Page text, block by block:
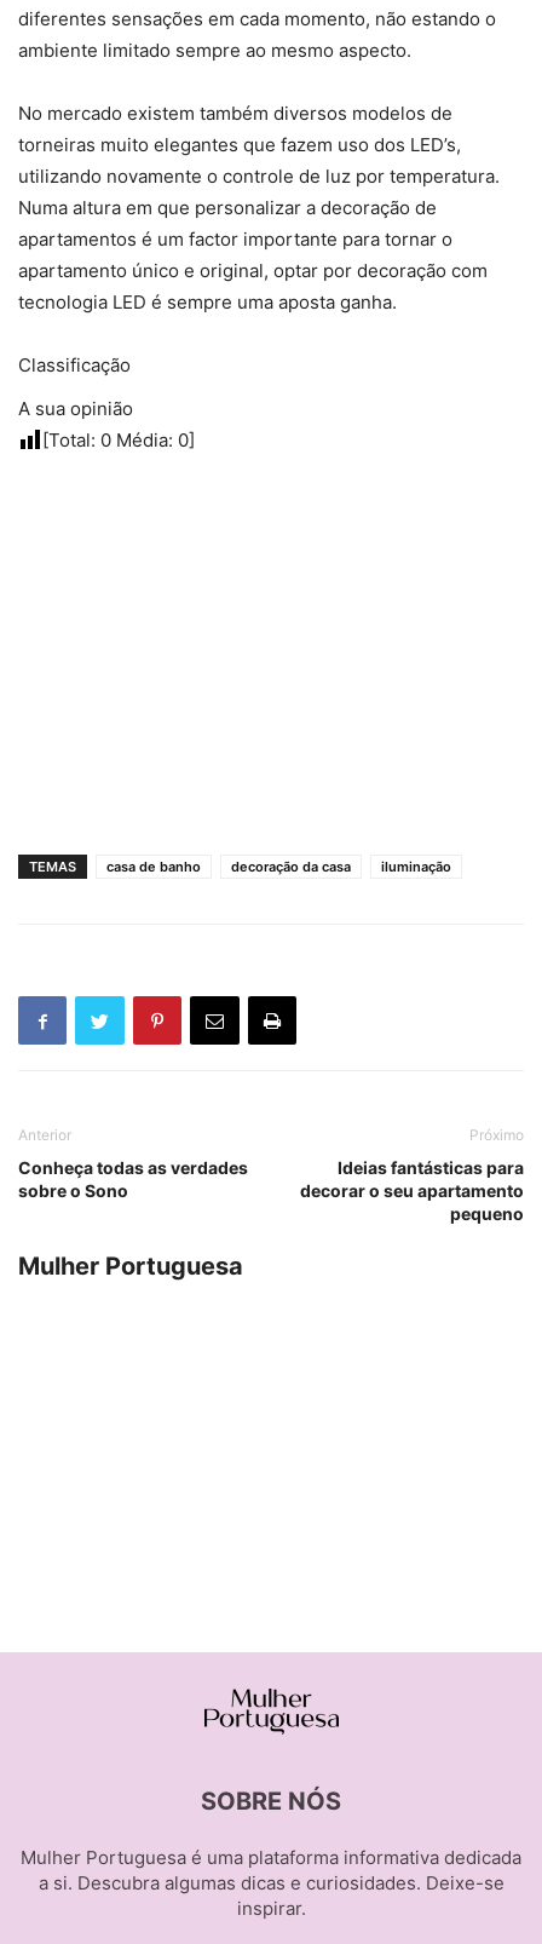
diferentes sensações em cada momento, não estando o
ambiente limitado sempre ao mesmo aspecto.
No mercado existem também diversos modelos de
torneiras muito elegantes que fazem uso dos LED’s,
utilizando novamente o controle de luz por temperatura.
Numa altura em que personalizar a decoração de
apartamentos é um factor importante para tornar o
apartamento único e original, optar por decoração com
tecnologia LED é sempre uma aposta ganha.
Classificação
A sua opinião
[Total: 0 Média: 0]
TEMAS casa de banho decoração da casa iluminação
Anterior
Conheça todas as verdades
sobre o Sono
Próximo
Ideias fantásticas para
decorar o seu apartamento
pequeno
Mulher Portuguesa
SOBRE NÓS
Mulher Portuguesa é uma plataforma informativa dedicada
a si. Descubra algumas dicas e curiosidades. Deixe-se
inspirar.